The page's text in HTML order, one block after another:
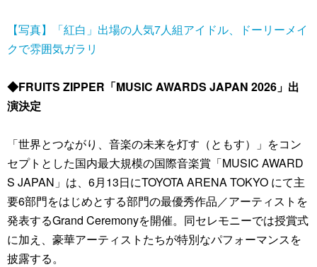
【写真】「紅白」出場の人気7人組アイドル、ドーリーメイ
クで雰囲気ガラリ
◆FRUITS ZIPPER「MUSIC AWARDS JAPAN 2026」出
演決定
「世界とつながり、音楽の未来を灯す（ともす）」をコン
セプトとした国内最大規模の国際音楽賞「MUSIC AWARD
S JAPAN」は、6月13日にTOYOTA ARENA TOKYO にて主
要6部門をはじめとする部門の最優秀作品／アーティストを
発表するGrand Ceremonyを開催。同セレモニーでは授賞式
に加え、豪華アーティストたちが特別なパフォーマンスを
披露する。